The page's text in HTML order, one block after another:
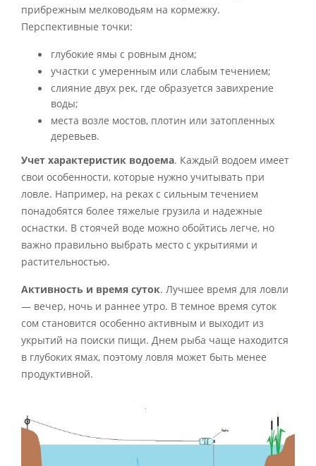
прибрежным мелководьям на кормежку.
Перспективные точки:
глубокие ямы с ровным дном;
участки с умеренным или слабым течением;
слияние двух рек, где образуется завихрение
воды;
места возле мостов, плотин или затопленных
деревьев.
Учет характеристик водоема. Каждый водоем имеет
свои особенности, которые нужно учитывать при
ловле. Например, на реках с сильным течением
понадобятся более тяжелые грузила и надежные
оснастки. В стоячей воде можно обойтись легче, но
важно правильно выбрать место с укрытиями и
растительностью.
Активность и время суток. Лучшее время для ловли
— вечер, ночь и раннее утро. В темное время суток
сом становится особенно активным и выходит из
укрытий на поиски пищи. Днем рыба чаще находится
в глубоких ямах, поэтому ловля может быть менее
продуктивной.